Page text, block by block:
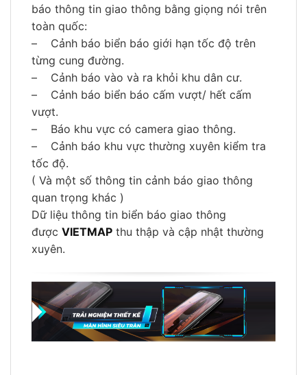
báo thông tin giao thông bằng giọng nói trên
toàn quốc:
– Cảnh báo biển báo giới hạn tốc độ trên
từng cung đường.
– Cảnh báo vào và ra khỏi khu dân cư.
– Cảnh báo biển báo cấm vượt/ hết cấm
vượt.
– Báo khu vực có camera giao thông.
– Cảnh báo khu vực thường xuyên kiểm tra
tốc độ.
( Và một số thông tin cảnh báo giao thông
quan trọng khác )
Dữ liệu thông tin biển báo giao thông
được VIETMAP thu thập và cập nhật thường
xuyên.